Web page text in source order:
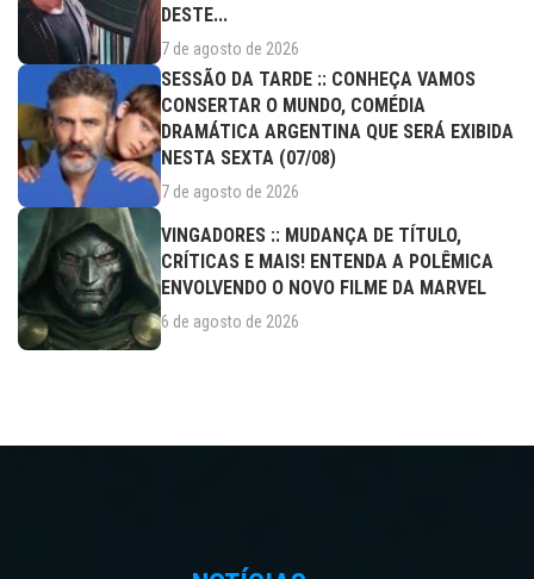
DESTE...
7 de agosto de 2026
SESSÃO DA TARDE :: CONHEÇA VAMOS
CONSERTAR O MUNDO, COMÉDIA
DRAMÁTICA ARGENTINA QUE SERÁ EXIBIDA
NESTA SEXTA (07/08)
7 de agosto de 2026
VINGADORES :: MUDANÇA DE TÍTULO,
CRÍTICAS E MAIS! ENTENDA A POLÊMICA
ENVOLVENDO O NOVO FILME DA MARVEL
6 de agosto de 2026